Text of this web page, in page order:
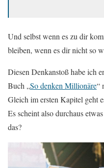
Und selbst wenn es zu dir
bleiben, wenn es dir nicht so
Diesen Denkanstoß habe ich
Buch „So denken Millionäre“
Gleich im ersten Kapitel geht
Es scheint also durchaus
das?